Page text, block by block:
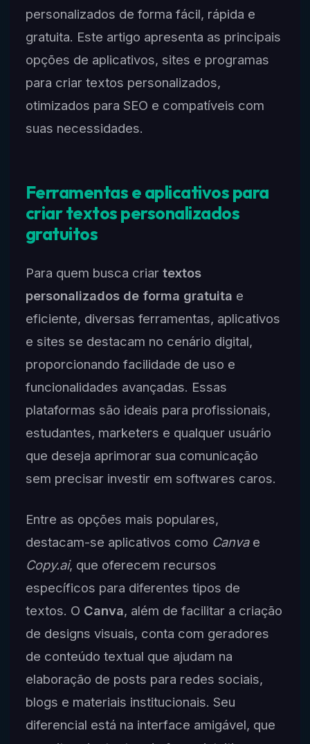
personalizados de forma fácil, rápida e
gratuita. Este artigo apresenta as principais
opções de aplicativos, sites e programas
para criar textos personalizados,
otimizados para SEO e compatíveis com
suas necessidades.
Ferramentas e aplicativos para
criar textos personalizados
gratuitos
Para quem busca criar textos
personalizados de forma gratuita e
eficiente, diversas ferramentas, aplicativos
e sites se destacam no cenário digital,
proporcionando facilidade de uso e
funcionalidades avançadas. Essas
plataformas são ideais para profissionais,
estudantes, marketers e qualquer usuário
que deseja aprimorar sua comunicação
sem precisar investir em softwares caros.
Entre as opções mais populares,
destacam-se aplicativos como Canvae
Copy.ai, que oferecem recursos
específicos para diferentes tipos de
textos. O Canva, além de facilitar a criação
de designs visuais, conta com geradores
de conteúdo textual que ajudam na
elaboração de posts para redes sociais,
blogs e materiais institucionais. Seu
diferencial está na interface amigável, que